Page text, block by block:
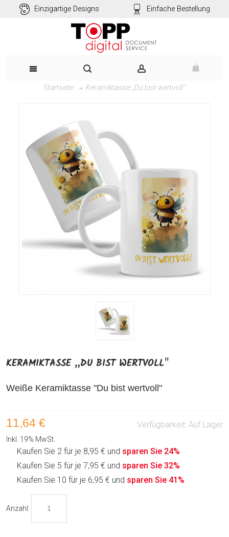
Einzigartige Designs Einfache Bestellung
Startseite Keramiktasse „Du bist wertvoll"
KERAMIKTASSE „DU BIST WERTVOLL"
Weiße Keramiktasse "Du bist wertvoll"
Verfügbarkeit: Auf Lager
11,64 €
Inkl. 19% MwSt.
Kaufen Sie 2 für je 8,95 € und sparen Sie 24%
Kaufen Sie 5 für je 7,95 € und sparen Sie 32%
Kaufen Sie 10 für je 6,95 € und sparen Sie 41 %
Anzahl: